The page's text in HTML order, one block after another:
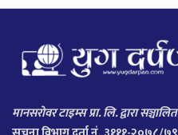
मानसरोवर टाइम्स प्रा. लि. द्वारा सञ्चालित